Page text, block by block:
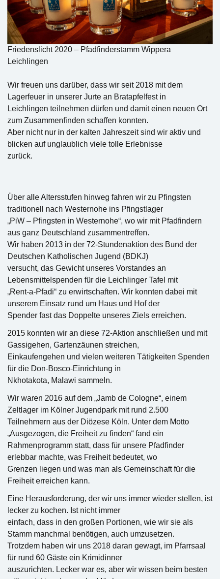
Friedenslicht 2020 – Pfadfinderstamm Wippera
Leichlingen
Wir freuen uns darüber, dass wir seit 2018 mit dem
Lagerfeuer in unserer Jurte an Bratapfelfest in
Leichlingen teilnehmen dürfen und damit einen neuen Ort
zum Zusammenfinden schaffen konnten.
Aber nicht nur in der kalten Jahreszeit sind wir aktiv und
blicken auf unglaublich viele tolle Erlebnisse
zurück.
Über alle Altersstufen hinweg fahren wir zu Pfingsten
traditionell nach Westernohe ins Pfingstlager
„PiW – Pfingsten in Westernohe“, wo wir mit Pfadfindern
aus ganz Deutschland zusammentreffen.
Wir haben 2013 in der 72-Stundenaktion des Bund der
Deutschen Katholischen Jugend (BDKJ)
versucht, das Gewicht unseres Vorstandes an
Lebensmittelspenden für die Leichlinger Tafel mit
„Rent-a-Pfadi“ zu erwirtschaften. Wir konnten dabei mit
unserem Einsatz rund um Haus und Hof der
Spender fast das Doppelte unseres Ziels erreichen.
2015 konnten wir an diese 72-Aktion anschließen und mit
Gassigehen, Gartenzäunen streichen,
Einkaufengehen und vielen weiteren Tätigkeiten Spenden
für die Don-Bosco-Einrichtung in
Nkhotakota, Malawi sammeln.​
Wir waren 2016 auf dem „Jamb de Cologne“, einem
Zeltlager im Kölner Jugendpark mit rund 2.500
Teilnehmern aus der Diözese Köln. Unter dem Motto
„Ausgezogen, die Freiheit zu finden“ fand ein
Rahmenprogramm statt, dass für unsere Pfadfinder
erlebbar machte, was Freiheit bedeutet, wo
Grenzen liegen und was man als Gemeinschaft für die
Freiheit erreichen kann.
Eine Herausforderung, der wir uns immer wieder stellen, ist
lecker zu kochen. Ist nicht immer
einfach, dass in den großen Portionen, wie wir sie als
Stamm manchmal benötigen, auch umzusetzen.
Trotzdem haben wir uns 2018 daran gewagt, im Pfarrsaal
für rund 60 Gäste ein Krimidinner
auszurichten. Lecker war es, aber wir wissen beim besten